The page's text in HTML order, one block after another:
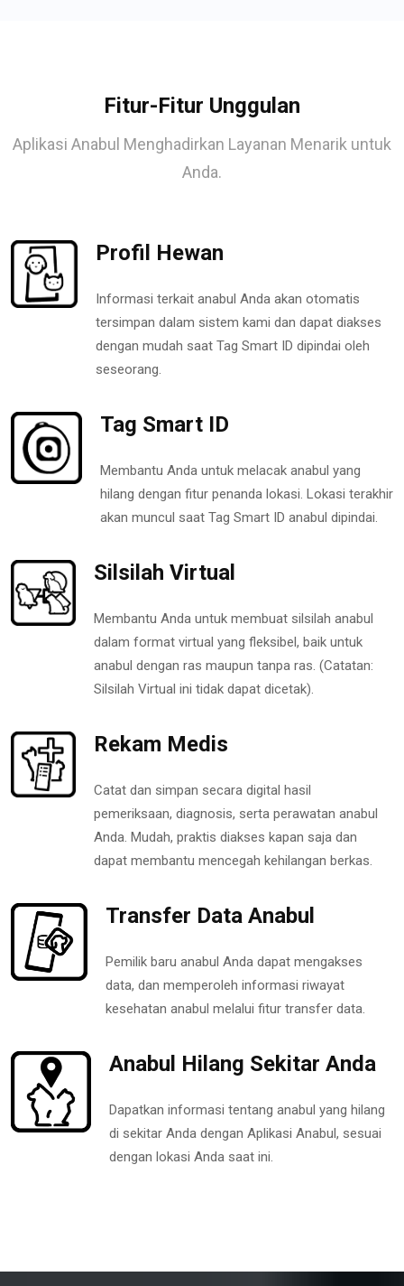
Fitur-Fitur Unggulan
Aplikasi Anabul Menghadirkan Layanan Menarik untuk
Anda.
Profil Hewan
Informasi terkait anabul Anda akan otomatis
tersimpan dalam sistem kami dan dapat diakses
dengan mudah saat Tag Smart ID dipindai oleh
seseorang.
Tag Smart ID
Membantu Anda untuk melacak anabul yang
hilang dengan fitur penanda lokasi. Lokasi terakhir
akan muncul saat Tag Smart ID anabul dipindai.
Silsilah Virtual
Membantu Anda untuk membuat silsilah anabul
dalam format virtual yang fleksibel, baik untuk
anabul dengan ras maupun tanpa ras. (Catatan:
Silsilah Virtual ini tidak dapat dicetak).
Rekam Medis
Catat dan simpan secara digital hasil
pemeriksaan, diagnosis, serta perawatan anabul
Anda. Mudah, praktis diakses kapan saja dan
dapat membantu mencegah kehilangan berkas.
Transfer Data Anabul
Pemilik baru anabul Anda dapat mengakses
data, dan memperoleh informasi riwayat
kesehatan anabul melalui fitur transfer data.
Anabul Hilang Sekitar Anda
Dapatkan informasi tentang anabul yang hilang
di sekitar Anda dengan Aplikasi Anabul, sesuai
dengan lokasi Anda saat ini.